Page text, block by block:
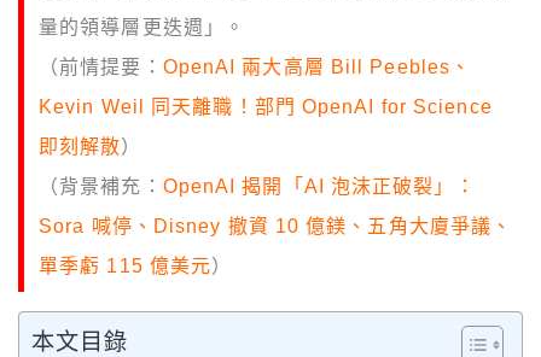
量的領導層更迭週」。
（前情提要： OpenAI 兩大高層 Bill Peebles、
Kevin Weil 同天離職！部門 OpenAI for Science
即刻解散）
（背景補充： OpenAI 揭開「AI 泡沫正破裂」：
Sora 喊停、Disney 撤資 10 億鎂、五角大廈爭議、
單季虧 115 億美元）
本文目錄